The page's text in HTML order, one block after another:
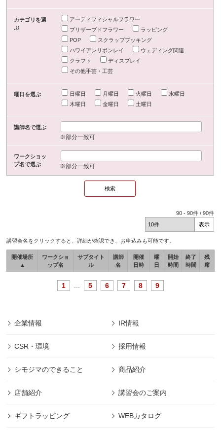
カテゴリを選
ぶ
アーティフィシャルフラワー
プリザーブドフラワー
ラッピング
POP
スクラップブッキング
ハワイアンリボンレイ
ウェディング関連
クラフト
ディスプレイ
その他手芸・工芸
曜日を選ぶ 日曜日 月曜日 火曜日
水曜日
木曜日
金曜日 土曜日
講師名で選ぶ
※部分一致可
ワークショッ
プ名で選ぶ
※部分一致可
90 -90件 /90件
講習会名をクリックすると、詳細が確認でき、お申込みも可能です。
開催場所
▲
ワークショ
ップ名
サブタイト
ル
講師
名
開催
日時
曜
日
開始
時間
終了
時間
残
席
1 5 6 7 8 9
企業情報 IR情報
CSR・環境 採用情報
シモジマのできること 商品紹介
店舗紹介 講習会のご案内
ギフトラッピング WEBカタログ